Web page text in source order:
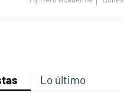
Lo último